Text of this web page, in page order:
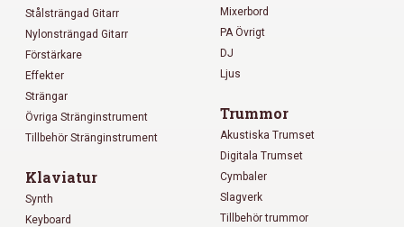
Stålsträngad Gitarr
Nylonsträngad Gitarr
Förstärkare
Effekter
Strängar
Övriga Stränginstrument
Tillbehör Stränginstrument
Klaviatur
Synth
Keyboard
Mixerbord
PA Övrigt
DJ
Ljus
Trummor
Akustiska Trumset
Digitala Trumset
Cymbaler
Slagverk
Tillbehör trummor